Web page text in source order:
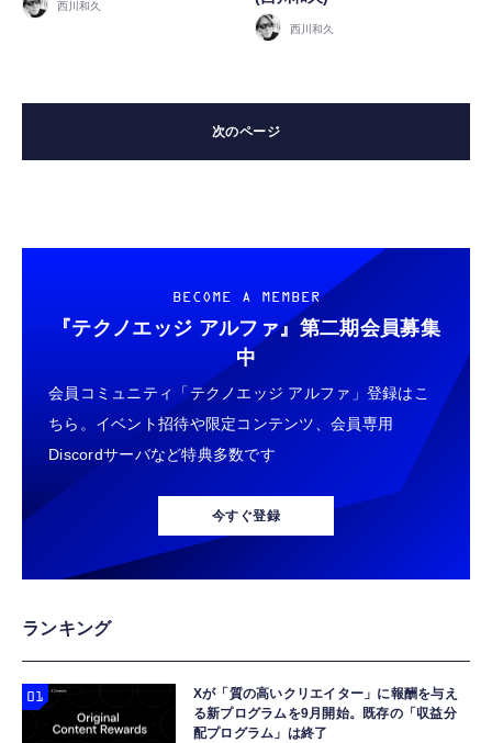
西川和久
西川和久
BECOME A MEMBER
『テクノエッジ アルファ』 第二期会員募集
中
会員コミュニティ「テクノエッジ アルファ」登録はこ
ちら。イベント招待や限定コンテンツ、会員専用
Discordサーバなど特典多数です
今すぐ登録
ランキング
Xが「質の高いクリエイター」に報酬を与え
る新プログラムを9月開始。既存の「収益分
配プログラム」は終了